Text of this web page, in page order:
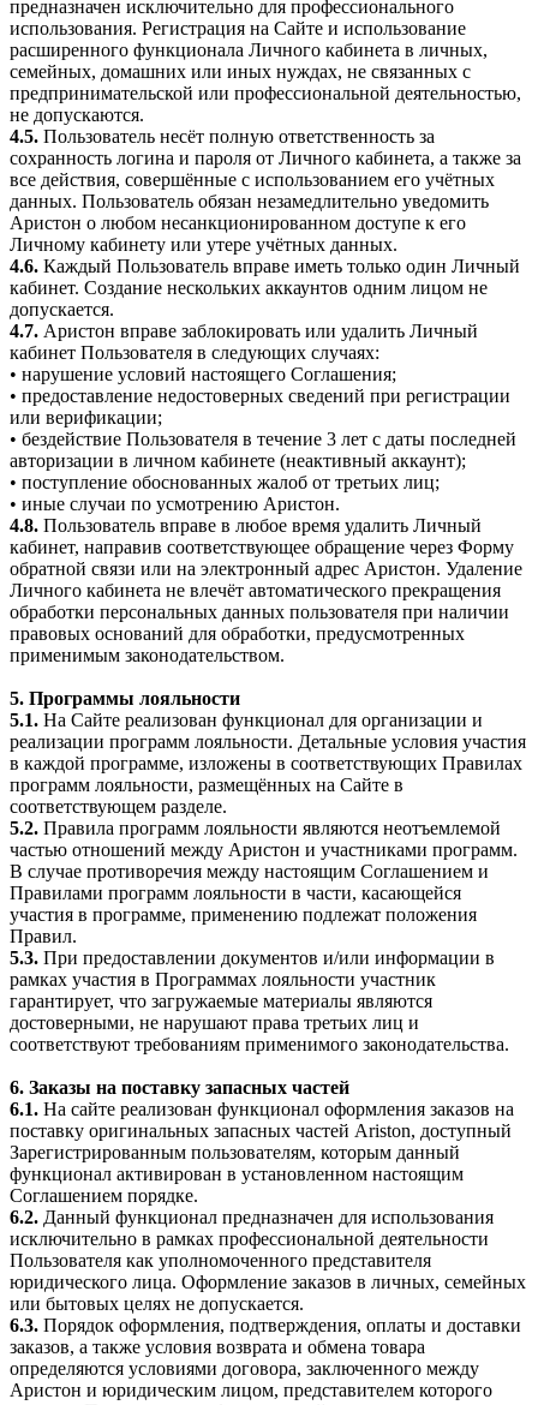
предназначен исключительно для профессионального
использования. Регистрация на Сайте и использование
расширенного функционала Личного кабинета в личных,
семейных, домашних или иных нуждах, не связанных с
предпринимательской или профессиональной деятельностью,
не допускаются.
4.5. Пользователь несёт полную ответственность за
сохранность логина и пароля от Личного кабинета, а также за
все действия, совершённые с использованием его учётных
данных. Пользователь обязан незамедлительно уведомить
Аристон о любом несанкционированном доступе к его
Личному кабинету или утере учётных данных.
4.6. Каждый Пользователь вправе иметь только один Личный
кабинет. Создание нескольких аккаунтов одним лицом не
допускается.
4.7. Аристон вправе заблокировать или удалить Личный
кабинет Пользователя в следующих случаях:
• нарушение условий настоящего Соглашения;
• предоставление недостоверных сведений при регистрации
или верификации;
• бездействие Пользователя в течение 3 лет с даты последней
авторизации в личном кабинете (неактивный аккаунт);
• поступление обоснованных жалоб от третьих лиц;
• иные случаи по усмотрению Аристон.
4.8. Пользователь вправе в любое время удалить Личный
кабинет, направив соответствующее обращение через Форму
обратной связи или на электронный адрес Аристон. Удаление
Личного кабинета не влечёт автоматического прекращения
обработки персональных данных пользователя при наличии
правовых оснований для обработки, предусмотренных
применимым законодательством.
5. Программы лояльности
5.1. На Сайте реализован функционал для организации и
реализации программ лояльности. Детальные условия участия
в каждой программе, изложены в соответствующих Правилах
программ лояльности, размещённых на Сайте в
соответствующем разделе.
5.2. Правила программ лояльности являются неотъемлемой
частью отношений между Аристон и участниками программ.
В случае противоречия между настоящим Соглашением и
Правилами программ лояльности в части, касающейся
участия в программе, применению подлежат положения
Правил.
5.3. При предоставлении документов и/или информации в
рамках участия в Программах лояльности участник
гарантирует, что загружаемые материалы являются
достоверными, не нарушают права третьих лиц и
соответствуют требованиям применимого законодательства.
6. Заказы на поставку запасных частей
6.1. На сайте реализован функционал оформления заказов на
поставку оригинальных запасных частей Ariston, доступный
Зарегистрированным пользователям, которым данный
функционал активирован в установленном настоящим
Соглашением порядке.
6.2. Данный функционал предназначен для использования
исключительно в рамках профессиональной деятельности
Пользователя как уполномоченного представителя
юридического лица. Оформление заказов в личных, семейных
или бытовых целях не допускается.
6.3. Порядок оформления, подтверждения, оплаты и доставки
заказов, а также условия возврата и обмена товара
определяются условиями договора, заключенного между
Аристон и юридическим лицом, представителем которого